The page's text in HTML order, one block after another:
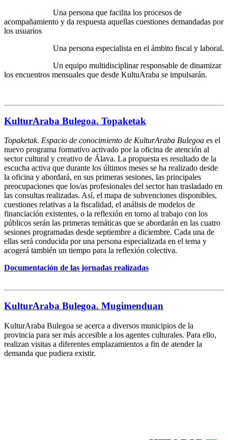
Una persona que facilita los procesos de
acompañamiento y da respuesta aquellas cuestiones demandadas por
los usuarios
Una persona especialista en el ámbito fiscal y laboral.
Un equipo multidisciplinar responsable de dinamizar
los encuentros mensuales que desde KultuAraba se impulsarán.
KulturAraba Bulegoa. Topaketak
Topaketak. Espacio de conocimiento de KulturAraba Bulegoa es el
nuevo programa formativo activado por la oficina de atención al
sector cultural y creativo de Álava. La propuesta es resultado de la
escucha activa que durante los últimos meses se ha realizado desde
la oficina y abordará, en sus primeras sesiones, las principales
preocupaciones que los/as profesionales del sector han trasladado en
las consultas realizadas. Así, el mapa de subvenciones disponibles,
cuestiones relativas a la fiscalidad, el análisis de modelos de
financiación existentes, o la reflexión en torno al trabajo con los
públicos serán las primeras temáticas que se abordarán en las cuatro
sesiones programadas desde septiembre a diciembre. Cada una de
ellas será conducida por una persona especializada en el tema y
acogerá también un tiempo para la reflexión colectiva.
Documentación de las jornadas realizadas
KulturAraba Bulegoa. Mugimenduan
KulturAraba Bulegoa se acerca a diversos municipios de la
provincia para ser más accesible a los agentes culturales. Para ello,
realizan visitas a diferentes emplazamientos a fin de atender la
demanda que pudiera existir.